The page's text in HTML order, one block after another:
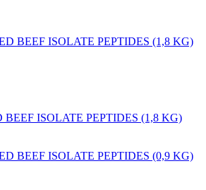
ISOLATE PEPTIDES (1,8 KG)